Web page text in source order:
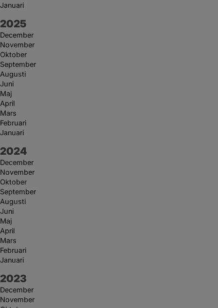
Januari
År:
2025
December
November
Oktober
September
Augusti
Juni
Maj
April
Mars
Februari
Januari
År:
2024
December
November
Oktober
September
Augusti
Juni
Maj
April
Mars
Februari
Januari
År:
2023
December
November